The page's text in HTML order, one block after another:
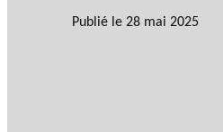
Publié le 28 mai 2025